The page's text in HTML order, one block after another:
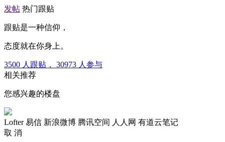
发帖 热门跟贴
跟贴是一种信仰，
态度就在你身上。
3500 人跟贴， 30973 人参与
相关推荐
您感兴趣的楼盘
Lofter 易信 新浪微博 腾讯空间 人人网 有道云笔记
取 消